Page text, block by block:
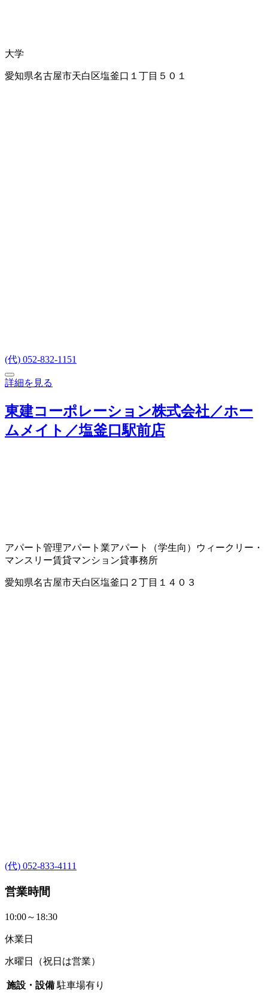
大学
愛知県名古屋市天白区塩釜口１丁目５０１
(代) 052-832-1151
詳細を見る
東建コーポレーション株式会社／ホー
ムメイト／塩釜口駅前店
アパート管理アパート業アパート（学生向）
ウィークリー・
マンスリー賃貸マンション貸事務所
愛知県名古屋市天白区塩釜口２丁目１４０３
(代) 052-833-4111
営業時間
10:00～18:30
休業日
水曜日（祝日は営業）
施設・設備 駐車場有り